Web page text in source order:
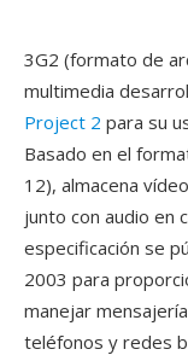
3G2 (formato de
multimedia
Project 2 para su
Basado en el
12), almacena
junto con audio en
especificación se
2003 para
manejar
teléfonos y redes